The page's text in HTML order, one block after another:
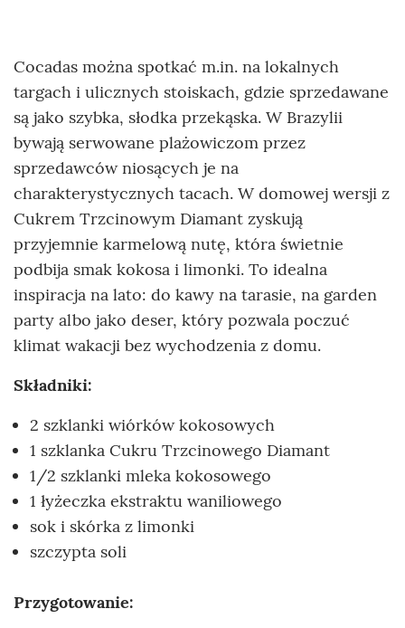
Cocadas można spotkać m.in. na lokalnych
targach i ulicznych stoiskach, gdzie sprzedawane
są jako szybka, słodka przekąska. W Brazylii
bywają serwowane plażowiczom przez
sprzedawców niosących je na
charakterystycznych tacach. W domowej wersji z
Cukrem Trzcinowym Diamant zyskują
przyjemnie karmelową nutę, która świetnie
podbija smak kokosa i limonki. To idealna
inspiracja na lato: do kawy na tarasie, na garden
party albo jako deser, który pozwala poczuć
klimat wakacji bez wychodzenia z domu.
Składniki:
2 szklanki wiórków kokosowych
1 szklanka Cukru Trzcinowego Diamant
1/2 szklanki mleka kokosowego
1 łyżeczka ekstraktu waniliowego
sok i skórka z limonki
szczypta soli
Przygotowanie: